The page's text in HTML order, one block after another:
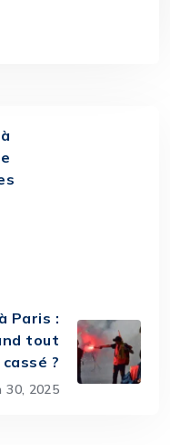
Paris :
tout
?
30, 2025